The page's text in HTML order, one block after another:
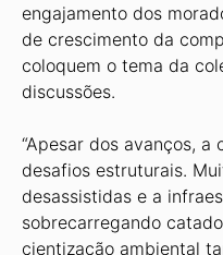
engajamento dos
de crescimento da
coloquem o tema da
discussões.
“Apesar dos avanços,
desafios estruturais.
desassistidas e a
sobrecarregando
cientização ambiental